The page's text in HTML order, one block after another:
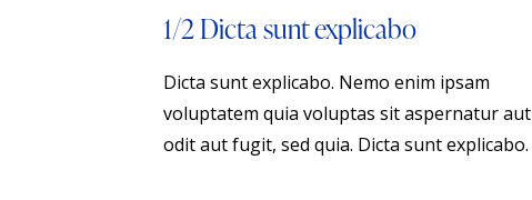
1/2 Dicta sunt explicabo
Dicta sunt explicabo. Nemo enim ipsam
voluptatem quia voluptas sit aspernatur aut
odit aut fugit, sed quia. Dicta sunt explicabo.